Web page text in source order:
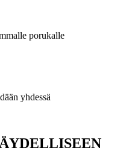
porukalle
yhdessä